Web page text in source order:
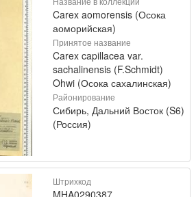
Carex aomorensis (Осока
аоморийская)
Принятое название
Carex capillacea var.
sachalinensis (F.Schmidt)
Ohwi (Осока сахалинская)
Районирование
Сибирь, Дальний Восток (S6)
(Россия)
Штрихкод
MHA0290387